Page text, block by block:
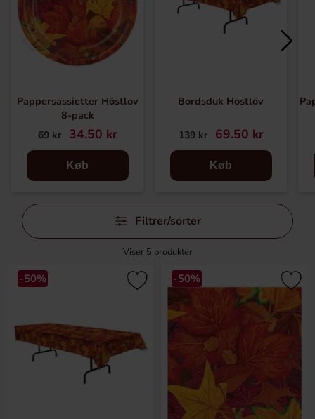
Pappersassietter Höstlöv
8-pack
69 kr 34.50 kr
Køb
Bordsduk Höstlöv
139 kr 69.50 kr
Køb
Spring
filtre
Filtrer/sorter
Viser 5 produkter
-50% -50%